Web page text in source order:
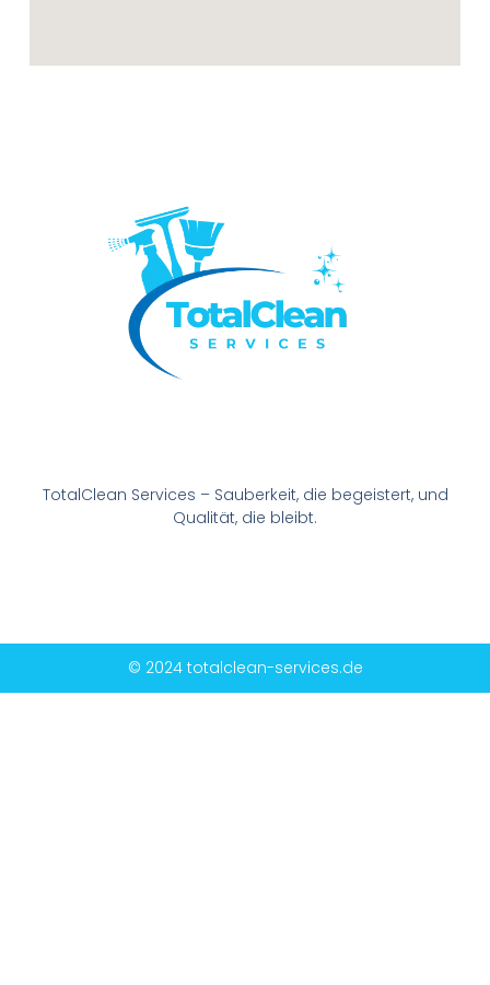
TotalClean Services – Sauberkeit, die begeistert, und
Qualität, die bleibt.
© 2024 totalclean-services.de